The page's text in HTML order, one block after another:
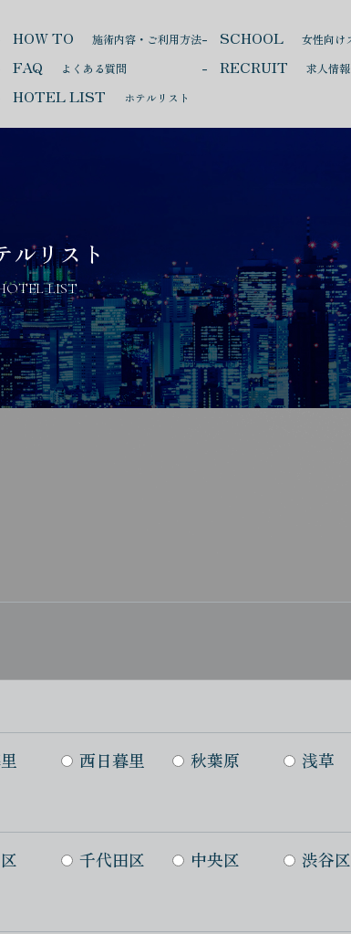
HOW TO 施術内容・ご利用方法
FAQ よくある質問
HOTEL LIST ホテルリスト
SCHOOL 女性向け
RECRUIT 求人情報
ルリスト
LIST
西日暮里 秋葉原 浅草
千代田区 中央区 渋谷区